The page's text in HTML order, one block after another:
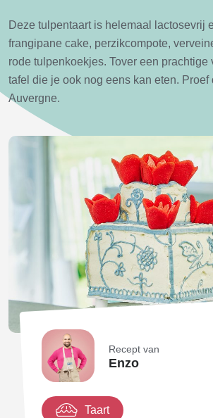
Deze tulpentaart is helemaal lactosevrij
frangipane cake, perzikcompote,
rode tulpenkoekjes. Tover een prachtige
tafel die je ook nog eens kan eten. Proef
Auvergne.
Recept van
Enzo
Taart